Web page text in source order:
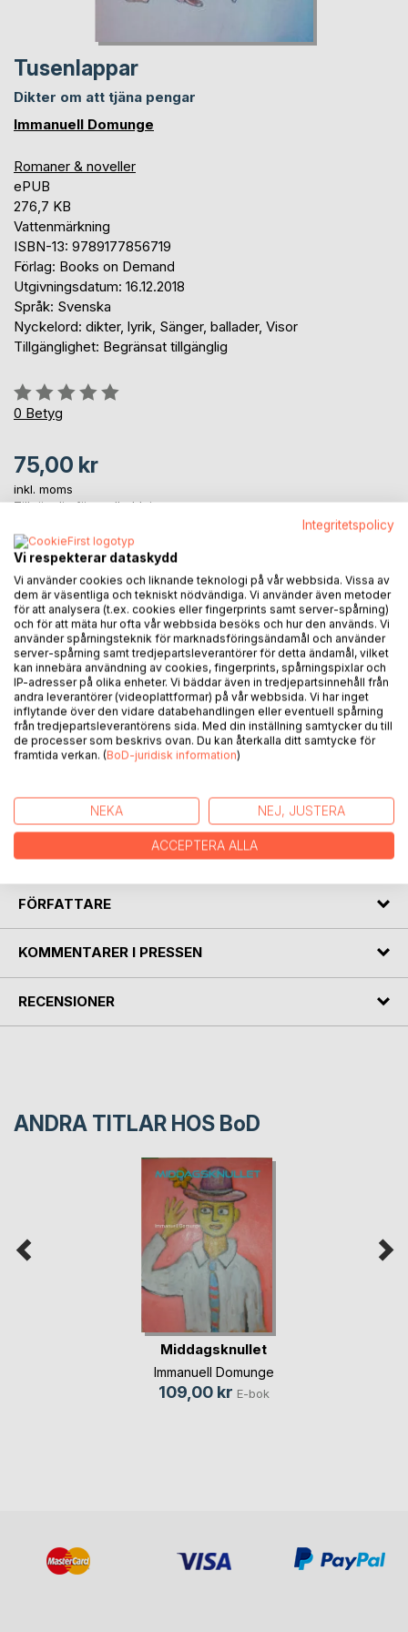
Tusenlappar
Dikter om att tjäna pengar
Immanuell Domunge
Romaner & noveller
ePUB
276,7 KB
Vattenmärkning
ISBN-13: 9789177856719
Förlag: Books on Demand
Utgivningsdatum: 16.12.2018
Språk: Svenska
Nyckelord: dikter, lyrik, Sänger, ballader, Visor
Tillgänglighet: Begränsat tillgänglig
Betyg::
0%
0 Betyg
75,00 kr
inkl. moms
Tillgänglig för nedladdning
LÄGG I KUNDVAGNEN
Lägg till i kom-ihåglista
Recensera titel
Önskar mg rikedom utöver rikedom. Önskar mig många
tusenlappar. Önskar Himmelriket.
FÖRFATTARE
KOMMENTARER I PRESSEN
RECENSIONER
ANDRA TITLAR HOS BoD
Middagsknullet
Immanuell Domunge
109,00 kr E-bok
Integritetspolicy
Vi respekterar dataskydd
Vi använder cookies och liknande teknologi på vår webbsida. Vissa av
dem är väsentliga och tekniskt nödvändiga. Vi använder även metoder
för att analysera (t.ex. cookies eller fingerprints samt server-spårning)
och för att mäta hur ofta vår webbsida besöks och hur den används. Vi
använder spårningsteknik för marknadsföringsändamål och använder
server-spårning samt tredjepartsleverantörer för detta ändamål, vilket
kan innebära användning av cookies, fingerprints, spårningspixlar och
IP-adresser på olika enheter. Vi bäddar även in tredjepartsinnehåll från
andra leverantörer (videoplattformar) på vår webbsida. Vi har inget
inflytande över den vidare databehandlingen eller eventuell spårning
från tredjepartsleverantörens sida. Med din inställning samtycker du till
de processer som beskrivs ovan. Du kan återkalla ditt samtycke för
framtida verkan. (BoD-juridisk information)
NEKA NEJ, JUSTERA
ACCEPTERA ALLA